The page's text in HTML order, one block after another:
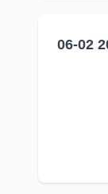
06-02